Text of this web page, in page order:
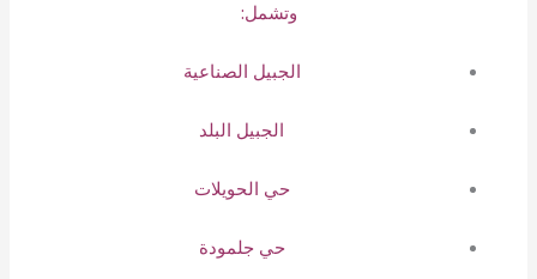
وتشمل:
الجبيل الصناعية
الجبيل البلد
حي الحويلات
حي جلمودة